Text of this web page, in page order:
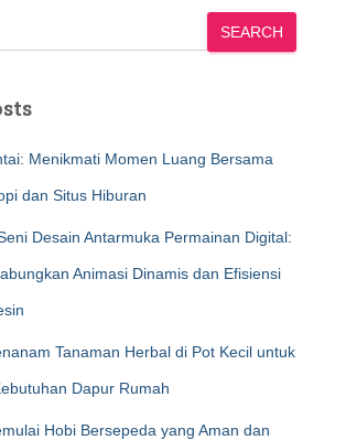
SEARCH
Menikmati Momen Luang Bersama
dan Situs Hiburan
Desain Antarmuka Permainan Digital:
Animasi Dinamis dan Efisiensi
Tanaman Herbal di Pot Kecil untuk
Dapur Rumah
Hobi Bersepeda yang Aman dan